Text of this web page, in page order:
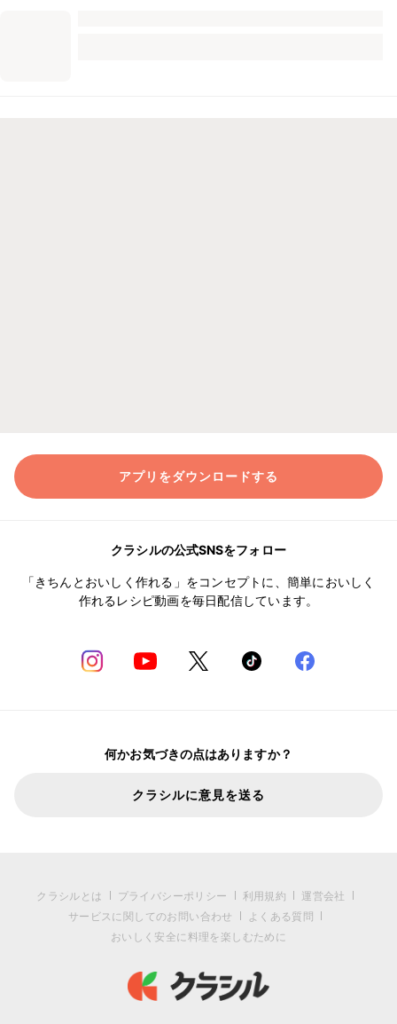
アプリをダウンロードする
クラシルの公式SNSをフォロー
「きちんとおいしく作れる」をコンセプトに、簡単においしく
作れるレシピ動画を毎日配信しています。
何かお気づきの点はありますか？
クラシルに意見を送る
クラシルとは プライバシーポリシー 利用規約
運営会社
サービスに関してのお問い合わせ
よくある質問
おいしく安全に料理を楽しむために